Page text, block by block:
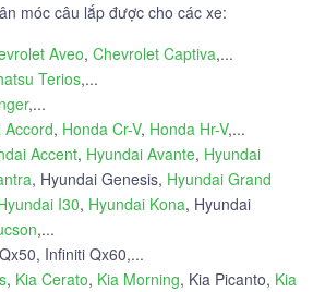
móc câu lắp được cho các xe:
Aveo, Chevrolet Captiva,...
Terios,...
,...
Accord, Honda Cr-V, Honda Hr-V,...
Accent, Hyundai Avante, Hyundai
, Hyundai Genesis, Hyundai Grand
I30, Hyundai Kona, Hyundai
,...
Infiniti Qx60,...
, Kia Cerato, Kia Morning, Kia Picanto, Kia